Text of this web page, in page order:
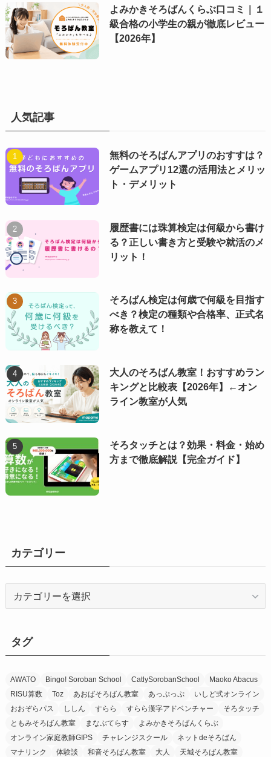
よみかきそろばんくらぶ口コミ｜１
級合格の小学生の親が徹底レビュー
【2026年】
人気記事
無料のそろばんアプリのおすすは？
ゲームアプリ12選の活用法とメリッ
ト・デメリット
履歴書には珠算検定は何級から書け
る？正しい書き方と受験や就活のメ
リット！
そろばん検定は何歳で何級を目指す
べき？検定の種類や合格率、正式名
称を教えて！
大人のそろばん教室！おすすめラン
キングと比較表【2026年】←オン
ライン教室が人気
そろタッチとは？効果・料金・始め
方まで徹底解説【完全ガイド】
カテゴリー
ー
タグ
AWATO Bingo! Soroban School CatlySorobanSchool
Maoko Abacus
RISU算数
Toz あおばそろばん教室 あっぷっぷ
いしど式オンライン
おおぞらパス
ししん すらら すらら漢字アドベンチャー
そろタッチ
ともみそろばん教室
まなぶてらす
よみかきそろばんくらぶ
オンライン家庭教師GIPS
チャレンジスクール
ネットdeそろばん
マナリンク
体験談 和音そろばん教室 大人 天城そろばん教室